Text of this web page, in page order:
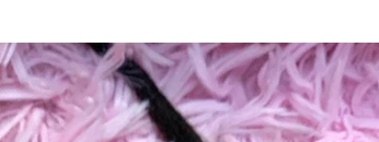
Cat Show gavidanza adozioni